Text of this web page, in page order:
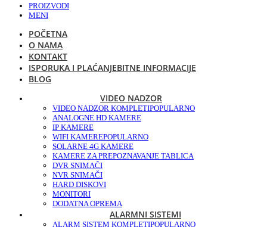
PROIZVODI
MENI
POČETNA
O NAMA
KONTAKT
ISPORUKA I PLAĆANJEBITNE INFORMACIJE
BLOG
VIDEO NADZOR
VIDEO NADZOR KOMPLETIPOPULARNO
ANALOGNE HD KAMERE
IP KAMERE
WIFI KAMEREPOPULARNO
SOLARNE 4G KAMERE
KAMERE ZA PREPOZNAVANJE TABLICA
DVR SNIMAČI
NVR SNIMAČI
HARD DISKOVI
MONITORI
DODATNA OPREMA
ALARMNI SISTEMI
ALARM SISTEM KOMPLETIPOPULARNO